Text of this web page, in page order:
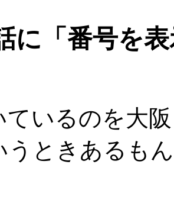
に「番号を
いるのを大阪
うときあるも